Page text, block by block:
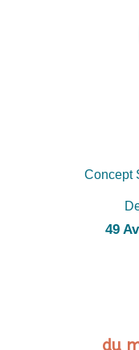
Concept
49
du